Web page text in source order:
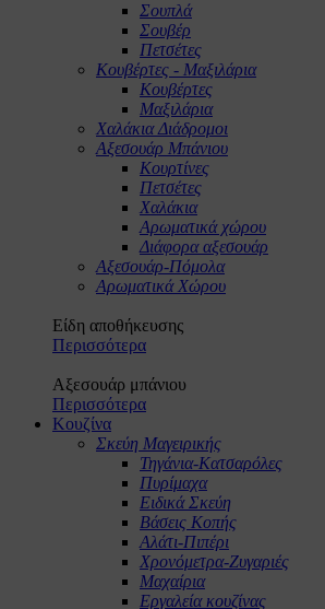
Σουπλά
Σουβέρ
Πετσέτες
Κουβέρτες - Μαξιλάρια
Κουβέρτες
Μαξιλάρια
Χαλάκια Διάδρομοι
Αξεσουάρ Μπάνιου
Κουρτίνες
Πετσέτες
Χαλάκια
Αρωματικά χώρου
Διάφορα αξεσουάρ
Αξεσουάρ-Πόμολα
Αρωματικά Χώρου
Είδη αποθήκευσης
Περισσότερα
Αξεσουάρ μπάνιου
Περισσότερα
Κουζίνα
Σκεύη Μαγειρικής
Τηγάνια-Κατσαρόλες
Πυρίμαχα
Ειδικά Σκεύη
Βάσεις Κοπής
Αλάτι-Πιπέρι
Χρονόμετρα-Ζυγαριές
Μαχαίρια
Εργαλεία κουζίνας